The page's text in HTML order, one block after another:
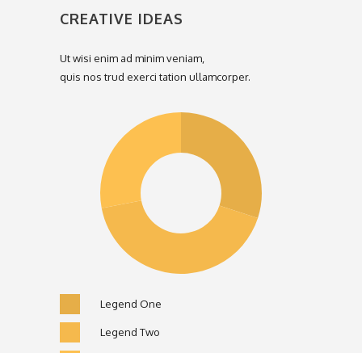
CREATIVE IDEAS
Ut wisi enim ad minim veniam,
quis nos trud exerci tation ullamcorper.
Legend One
Legend Two